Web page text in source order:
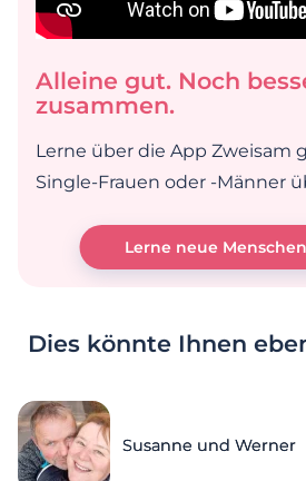
Alleine gut. Noch
zusammen.
Lerne über die App Zweisam
Single-Frauen oder -Männer
Lerne neue
Dies könnte Ihnen
Susanne und Werner